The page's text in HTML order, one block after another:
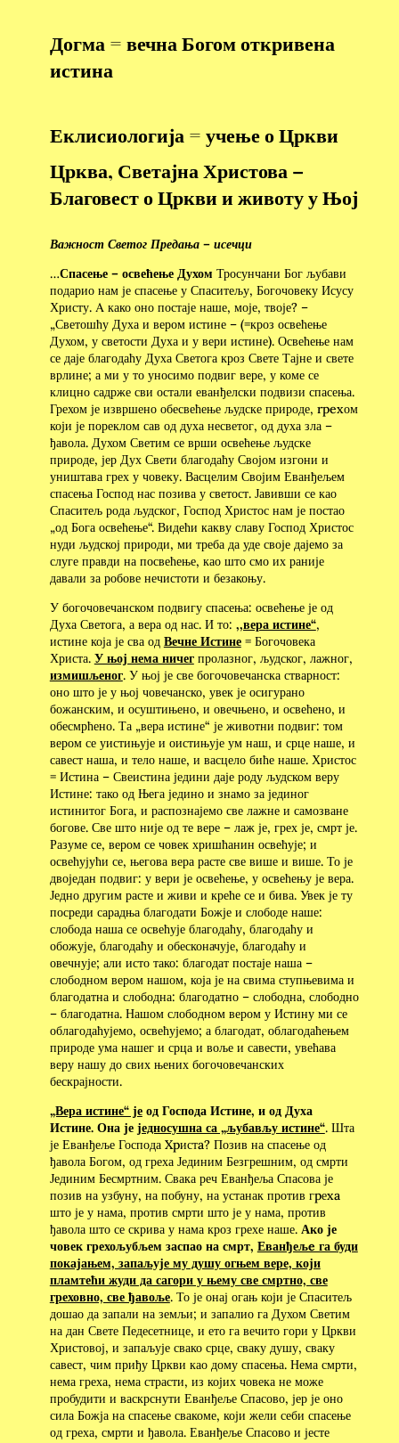
Догма = вечна Богом откривена
истина
Еклисиологија = учење о Цркви
Црква, Светајна Христова –
Благовест о Цркви и животу у Њој
Важност Светог Предања – исечци
…Спасење – освећење Духом Тросунчани Бог љубави
подарио нам је спасење у Спаситељу, Богочовеку Исусу
Христу. Α како оно постаје наше, моје, твоје? –
„Светошћу Духа и вером истине – (=кроз освећење
Духом, у светости Духа и у вери истине). Освећење нам
се даје благодаћу Духа Светога кроз Свете Тајне и свете
врлине; а ми у то уносимо подвиг вере, у коме се
клицно садрже сви остали еванђелски подвизи спасења.
Грехом је извршено обесвећење људске природе, rpexом
који је пореклом сав од духа несветог, од духа зла –
ђавола. Духом Светим се врши освећење људске
природе, јер Дух Свети благодаћу Својом изгони и
уништава грех у човеку. Васцелим Својим Еванђељем
спасења Господ нас позива у светост. Јавивши се као
Спаситељ рода људског, Господ Христос нам је постао
„од Бога освећење“. Видећи какву славу Господ Христос
нуди људској природи, ми треба да уде своје дајемо за
слуге правди на посвећење, као што смо их раније
давали за робове нечистоти и безакоњу.
У богочовечанском подвигу спасења: освећење је од
Духа Светога, а вера од нас. И то: ,,вера истине“,
истине која је сва од Вечне Истине= Богочовека
Христа. У њој нема ничегпролазног, људског, лажног,
измишљеног. У њој је све богочовечанска стварност:
оно што је у њој човечанско, увек је осигурано
божанским, и осуштињено, и овечњено, и освећено, и
обесмрћено. Та „вера истине“ је животни подвиг: том
вером се уистињује и оистињује ум наш, и срце наше, и
савест наша, и тело наше, и васцело биће наше. Христос
= Истина – Свеистина једини даје роду људском веру
Истине: тако од Њега једино и знамо за јединог
истинитог Бога, и распознајемо све лажне и самозване
богове. Све што није од те вере – лаж је, грех је, смрт је.
Разуме се, вером се човек хришћанин освећује; и
освећујући се, његова вера расте све више и више. То је
двоједан подвиг: у вери је освећење, у освећењу је вера.
Једно другим расте и живи и креће се и бива. Увек је ту
посреди сарадња благодати Божје и слободе наше:
слобода наша се освећује благодаћу, благодаћу и
обожује, благодаћу и обесконачује, благодаћу и
овечнује; али исто тако: благодат постаје наша –
слободном вером нашом, која је на свима ступњевима и
благодатна и слободна: благодатно – слободна, слободно
– благодатна. Нашом слободном вером у Истину ми се
облагодаћујемо, освећујемо; а благодат, облагодаћењем
природе ума нашег и срца и воље и савести, увећава
веру нашу до свих њених богочовечанских
бескрајности.
„Вера истине“ јеод Господа Истине, и од Духа
Истине. Она је једносушна са „љубављу истине“. Шта
је Еванђеље Господа Xpистa? Позив на спасење од
ђавола Богом, од греха Јединим Безгрешним, од смрти
Јединим Бесмртним. Свака реч Еванђеља Спасова је
позив на узбуну, на побуну, на устанак против гpеxa
што је у нама, против смрти што је у нама, против
ђавола што се скрива у нама кроз грехе наше. Ако је
човек грехољубљем заспао на смрт, Еванђељe га буди
покајањем, запаљује му душу огњем вере, који
пламтећи жуди да сагори у њему све смртно, све
греховно, све ђавоље. То је онај огањ који је Спаситељ
дошао да запали на земљи; и запалио га Духом Светим
на дан Свете Педесетнице, и ето га вечито гори у Цркви
Христовој, и запаљује свако срце, сваку душу, сваку
савест, чим приђу Цркви као дому спасења. Нема смрти,
нема греха, нема страсти, из којих човека не може
пробудити и васкрснути Еванђеље Спасово, јер је оно
сила Божја на спасење свакоме, који жели себи спасење
од греха, смрти и ђавола. Еванђеље Спасово и јесте